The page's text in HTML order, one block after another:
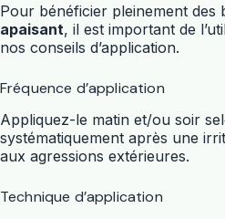
Pour bénéficier pleinement des
apaisant, il est important de
nos conseils d’application.
Fréquence d’application
Appliquez-le matin et/ou soir
systématiquement après une
aux agressions extérieures.
Technique d’application